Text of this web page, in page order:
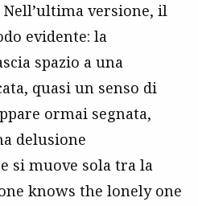
versione, il
evidente: la
spazio a una
quasi un senso di
ormai segnata,
delusione
si muove sola tra la
knows the lonely one